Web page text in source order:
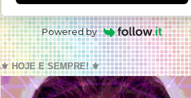
Powered by
⚜️ HOJE E SEMPRE! ⚜️